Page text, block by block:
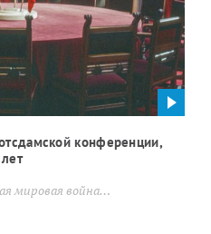
конференции,
мировая война история